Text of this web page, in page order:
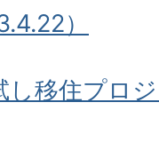
）
し移住プロ